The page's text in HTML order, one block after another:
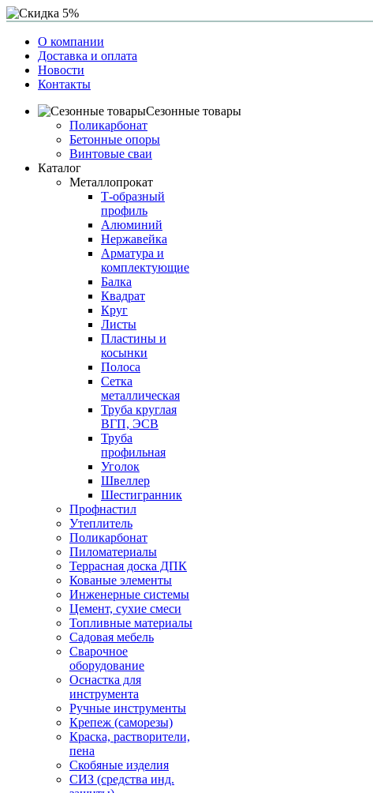
О компании
Доставка и оплата
Новости
Контакты
Сезонные товары
Поликарбонат
Бетонные опоры
Винтовые сваи
Каталог
Металлопрокат
Т-образный
профиль
Алюминий
Нержавейка
Арматура и
комплектующие
Балка
Квадрат
Круг
Листы
Пластины и
косынки
Полоса
Сетка
металлическая
Труба круглая
ВГП, ЭСВ
Труба
профильная
Уголок
Швеллер
Шестигранник
Профнастил
Утеплитель
Поликарбонат
Пиломатериалы
Террасная доска ДПК
Кованые элементы
Инженерные системы
Цемент, сухие смеси
Топливные материалы
Садовая мебель
Сварочное
оборудование
Оснастка для
инструмента
Ручные инструменты
Крепеж (саморезы)
Краска, растворители,
пена
Скобяные изделия
СИЗ (средства инд.